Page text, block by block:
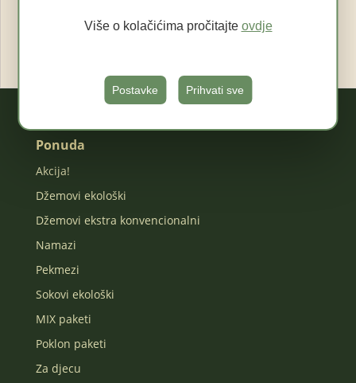
Više o kolačićima pročitajte ovdje
Postavke Prihvati sve
U kojim zemljama se može kupiti Dida Boža
Ponuda
Akcija!
Džemovi ekološki
Džemovi ekstra konvencionalni
Namazi
Pekmezi
Sokovi ekološki
MIX paketi
Poklon paketi
Za djecu